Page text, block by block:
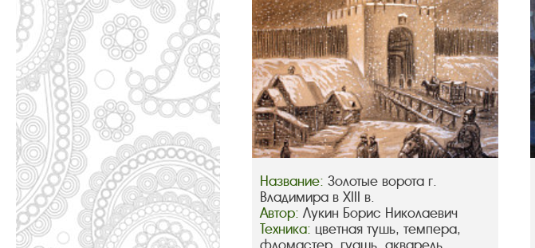
Название: Золотые ворота г.
Владимира в XIII в.
Автор: Лукин Борис Николаевич
Техника: цветная тушь, темпера,